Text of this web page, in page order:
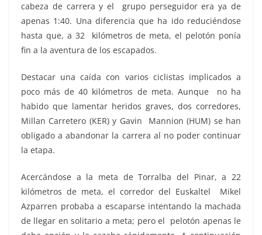
cabeza de carrera y el grupo perseguidor era ya de
apenas 1:40. Una diferencia que ha ido reduciéndose
hasta que, a 32 kilómetros de meta, el pelotón ponía
fin a la aventura de los escapados.
Destacar una caída con varios ciclistas implicados a
poco más de 40 kilómetros de meta. Aunque no ha
habido que lamentar heridos graves, dos corredores,
Millan Carretero (KER) y Gavin Mannion (HUM) se han
obligado a abandonar la carrera al no poder continuar
la etapa.
Acercándose a la meta de Torralba del Pinar, a 22
kilómetros de meta, el corredor del Euskaltel Mikel
Azparren probaba a escaparse intentando la machada
de llegar en solitario a meta; pero el pelotón apenas le